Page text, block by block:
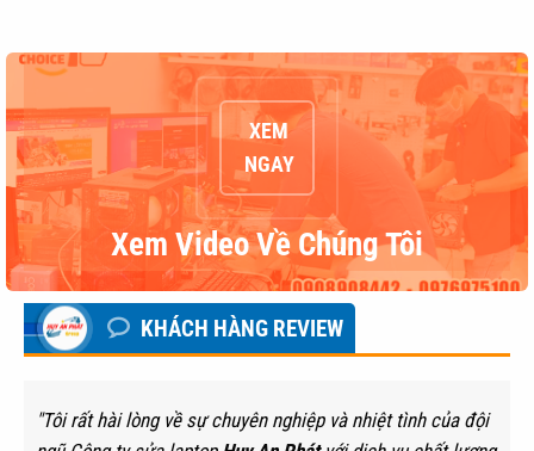
XEM
NGAY
Xem Video Về Chúng Tôi
KHÁCH HÀNG REVIEW
"Tôi rất hài lòng về sự chuyên nghiệp và nhiệt tình của đội